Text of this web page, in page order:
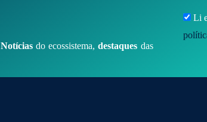
Notíciasdo ecossistema,destaques das
Li